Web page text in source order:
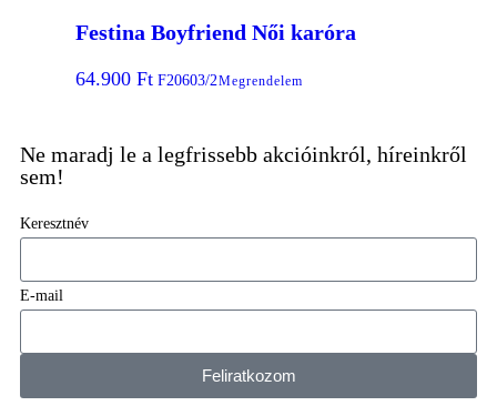
Festina Boyfriend Női karóra
64.900 Ft F20603/2Megrendelem
Ne maradj le a legfrissebb akcióinkról, híreinkről
sem!
Keresztnév
E-mail
Feliratkozom